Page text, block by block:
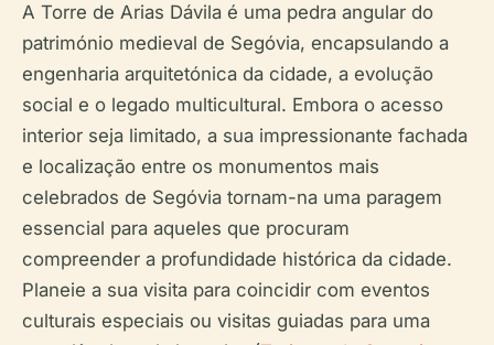
A Torre de Arias Dávila é uma pedra angular do
património medieval de Segóvia, encapsulando a
engenharia arquitetónica da cidade, a evolução
social e o legado multicultural. Embora o acesso
interior seja limitado, a sua impressionante fachada
e localização entre os monumentos mais
celebrados de Segóvia tornam-na uma paragem
essencial para aqueles que procuram
compreender a profundidade histórica da cidade.
Planeie a sua visita para coincidir com eventos
culturais especiais ou visitas guiadas para uma